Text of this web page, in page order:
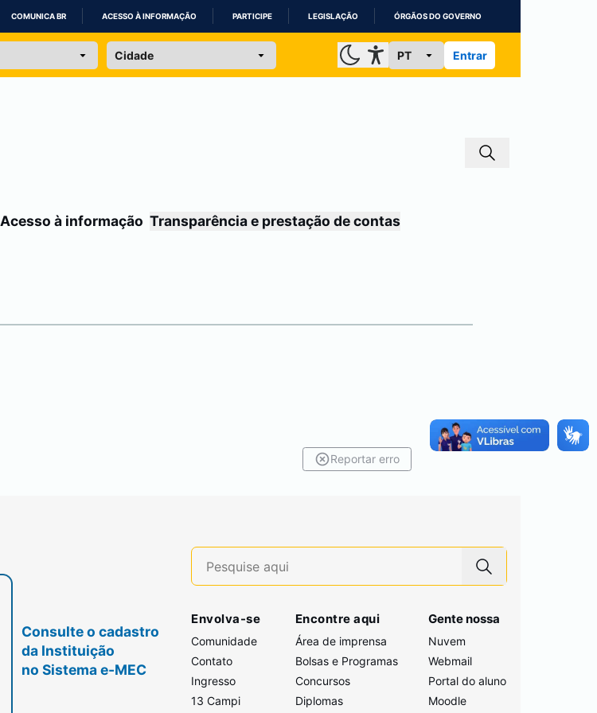
IR
COMUNICA BR ACESSO À INFORMAÇÃO PARTICIPE LEGISLAÇÃO ÓRGÃOS DO GOVERNO
Entrar
Acesso à informação Transparência e prestação de contas
Reportar erro
Consulte o cadastro
da Instituição
no Sistema e-MEC
Envolva-se
Comunidade
Contato
Ingresso
13 Campi
Encontre aqui
Área de imprensa
Bolsas e Programas
Concursos
Diplomas
Gente nossa
Nuvem
Webmail
Portal do aluno
Moodle